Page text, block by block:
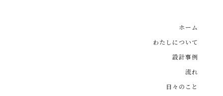
ホーム
わたしについて
設計事例
流れ
日々のこと